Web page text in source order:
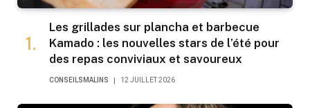
Les grillades sur plancha et barbecue
Kamado : les nouvelles stars de l’été pour
des repas conviviaux et savoureux
CONSEILSMALINS 12 JUILLET 2026